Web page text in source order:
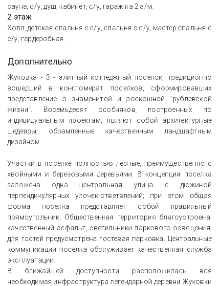
сауна, с/у, душ; кабинет, с/у, гараж на 2 а/м.
2 этаж
Холл, детская спальня с с/у, спальня с с/у, мастер спальня с
с/у, гардеробная.
Дополнительно
Жуковка - 3 - элитный коттеджный поселок, традиционно
вошедший в конгломерат поселков, сформировавших
представление о знаменитой и роскошной "рублевской
жизни". Восемьдесят особняков, построенных по
индивидуальным проектам, являют собой архитектурные
шедевры, обрамленные качественным ландшафтным
дизайном.
Участки в поселке полностью лесные, преимущественно с
хвойными и березовыми деревьями. В концепции поселка
заложена одна центральная улица с дюжиной
перпендикулярных улочек-ответвлений; при этом общая
форма поселка представляет собой правильный
прямоугольник. Общественная территория благоустроена:
качественный асфальт, светильники паркового освещения;
для гостей предусмотрена гостевая парковка. Центральные
коммуникации поселка обслуживает качественная служба
эксплуатации.
В ближайшей доступности расположилась вся
необходимая инфраструктура легендарной деревни Жуковки